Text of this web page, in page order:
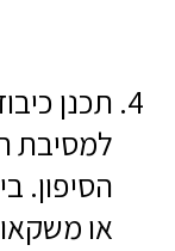
תכנן
למסיבת
הסיפון.
או